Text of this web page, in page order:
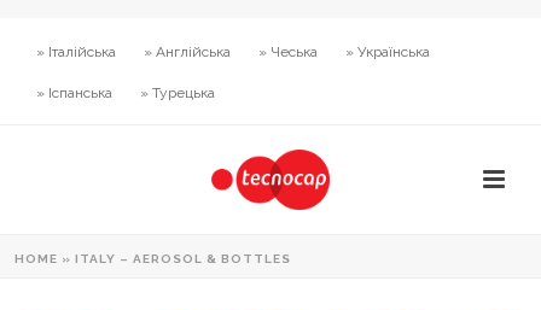
» Італійська » Англійська » Чеська » Українська
» Іспанська » Турецька
HOME » ITALY – AEROSOL & BOTTLES